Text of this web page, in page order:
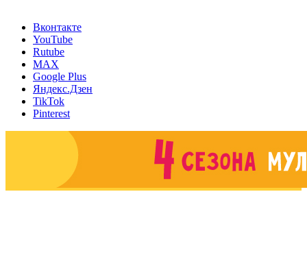
Вконтакте
YouTube
Rutube
MAX
Google Plus
Яндекс.Дзен
TikTok
Pinterest